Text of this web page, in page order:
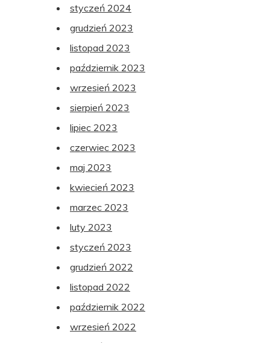
styczeń 2024
grudzień 2023
listopad 2023
październik 2023
wrzesień 2023
sierpień 2023
lipiec 2023
czerwiec 2023
maj 2023
kwiecień 2023
marzec 2023
luty 2023
styczeń 2023
grudzień 2022
listopad 2022
październik 2022
wrzesień 2022